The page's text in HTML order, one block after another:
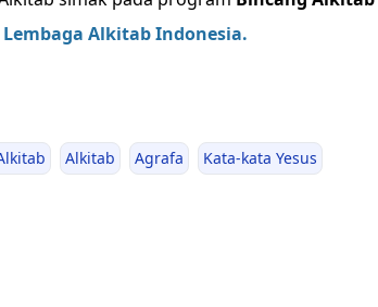
Alkitab Indonesia.
Alkitab Agrafa Kata-kata Yesus